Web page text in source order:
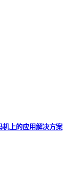
上的应用解决方案